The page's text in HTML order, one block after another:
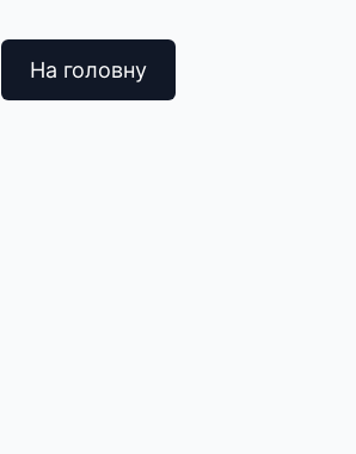
На головну